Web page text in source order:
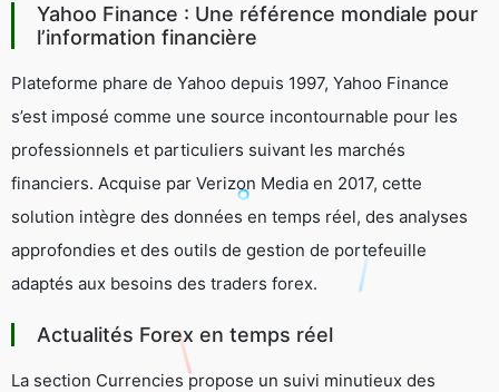
Yahoo Finance : Une référence mondiale pour
l’information financière
Plateforme phare de Yahoo depuis 1997, Yahoo Finance
s’est imposé comme une source incontournable pour les
professionnels et particuliers suivant les marchés
financiers. Acquise par Verizon Media en 2017, cette
solution intègre des données en temps réel, des analyses
approfondies et des outils de gestion de portefeuille
adaptés aux besoins des traders forex.
Actualités Forex en temps réel
La section Currencies propose un suivi minutieux des